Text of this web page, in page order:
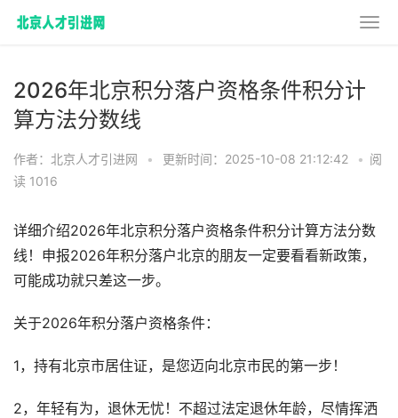
2026年北京积分落户资格条件积分计
算方法分数线
作者：北京人才引进网 • 更新时间：2025-10-08 21:12:42 • 阅
读 1016
详细介绍2026年北京积分落户资格条件积分计算方法分数
线！申报2026年积分落户北京的朋友一定要看看新政策，
可能成功就只差这一步。
关于2026年积分落户资格条件：
1，持有北京市居住证，是您迈向北京市民的第一步！
2，年轻有为，退休无忧！不超过法定退休年龄，尽情挥洒